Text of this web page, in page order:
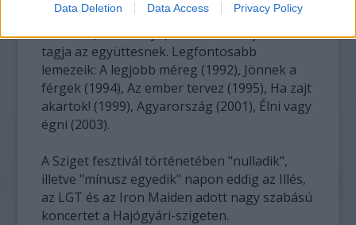
Data Deletion Data Access Privacy Policy
maradt. Mellette a szólógitáros Molnár
Levente (Cseresznye) és a dobos Fejes Tamás
tagja az együttesnek. Legfontosabb
lemezeik: A legjobb méreg (1992), Jönnek a
férgek (1994), Az ember tervez (1995), Ha zajt
akartok! (1999), Agyarország (2001), Élni vagy
égni (2003).
A Sziget fesztivál történetében "nulladik",
illetve "mínusz egyedik" napon eddig az Illés,
az LGT és az Iron Maiden adott nagy szabású
koncertet a Hajógyári-szigeten.